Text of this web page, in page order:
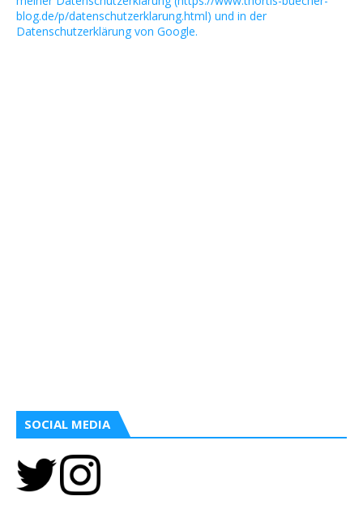
blog.de/p/datenschutzerklarung.html) und in der
Datenschutzerklärung von Google.
SOCIAL MEDIA